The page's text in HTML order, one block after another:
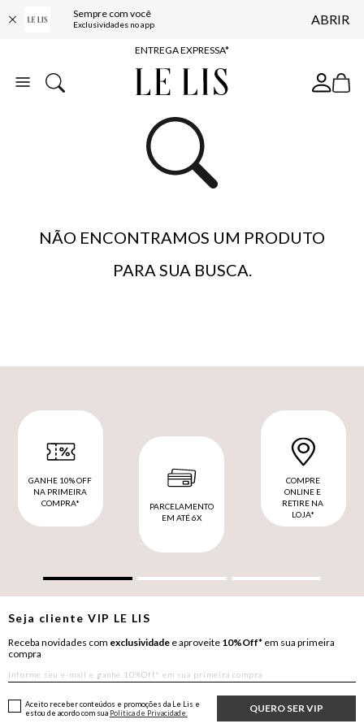
Sempre com você
Exclusividades no app ABRIR
COMPRE ONLINE E RETIRE EM LOJA*
ENTREGA EXPRESSA*
FRETE GRÁTIS*
10% OFF NA PRIMEIRA COMPRA*
NÃO ENCONTRAMOS UM PRODUTO
PARA SUA BUSCA.
GANHE 10% OFF
NA PRIMEIRA
COMPRA*
PARCELAMENTO
EM ATÉ 6X
COMPRE
ONLINE E
RETIRE NA
LOJA*
Seja clienteVIP LE LIS
Receba novidades com exclusividade e aproveite 10%Off* em sua primeira
compra
QUERO SER VIP
Aceito receber conteúdos e promoções da Le Lis e
estou de acordo com sua Política de Privacidade.